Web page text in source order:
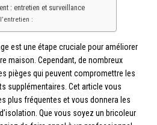
: entretien et surveillance
:
est une étape cruciale pour améliorer
maison. Cependant, de nombreux
pièges qui peuvent compromettre les
supplémentaires. Cet article vous
plus fréquentes et vous donnera les
Que vous soyez un bricoleur